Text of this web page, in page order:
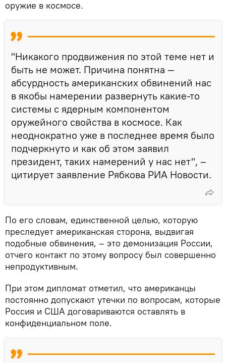
оружие в космосе.
"Никакого продвижения по этой теме нет и
быть не может. Причина понятна —
абсурдность американских обвинений нас
в якобы намерении развернуть какие-то
системы с ядерным компонентом
оружейного свойства в космосе. Как
неоднократно уже в последнее время было
подчеркнуто и как об этом заявил
президент, таких намерений у нас нет", –
цитирует заявление Рябкова РИА Новости.
По его словам, единственной целью, которую
преследует американская сторона, выдвигая
подобные обвинения, – это демонизация России,
отчего контакт по этому вопросу был совершенно
непродуктивным.
При этом дипломат отметил, что американцы
постоянно допускают утечки по вопросам, которые
Россия и США договариваются оставлять в
конфиденциальном поле.